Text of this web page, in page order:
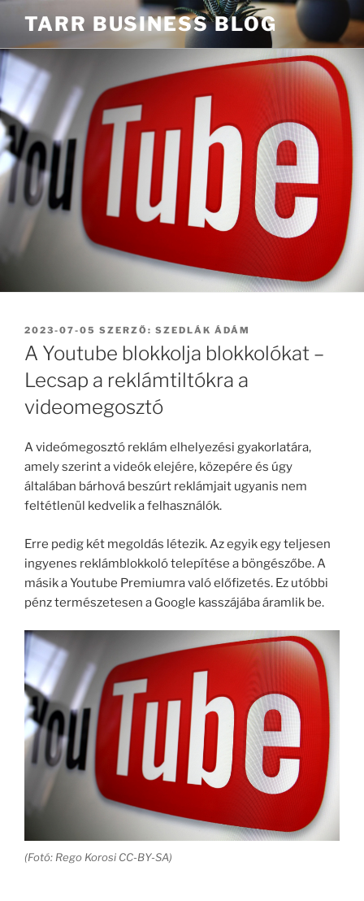
TARR BUSINESS BLOG
BEKÜLDVE:
2023-07-05 SZERZŐ: SZEDLÁK ÁDÁM
A Youtube blokkolja blokkolókat –
Lecsap a reklámtiltókra a
videomegosztó
A videómegosztó reklám elhelyezési gyakorlatára,
amely szerint a videók elejére, közepére és úgy
általában bárhová beszúrt reklámjait ugyanis nem
feltétlenül kedvelik a felhasználók.
Erre pedig két megoldás létezik. Az egyik egy teljesen
ingyenes reklámblokkoló telepítése a böngészőbe. A
másik a Youtube Premiumra való előfizetés. Ez utóbbi
pénz természetesen a Google kasszájába áramlik be.
(Fotó: Rego Korosi CC-BY-SA)